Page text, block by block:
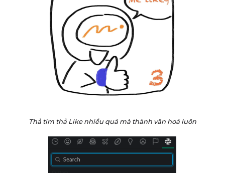
Thả tim thả Like nhiều quá mà thành văn hoá luôn